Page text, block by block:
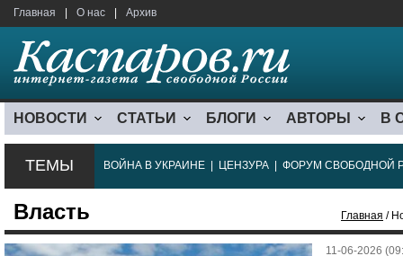
Главная О нас Архив
НОВОСТИ СТАТЬИ БЛОГИ АВТОРЫ В
ТЕМЫ ВОЙНА В УКРАИНЕ ЦЕНЗУРА ФОРУМ СВОБОДНОЙ
Власть Главная /
11-06-2026